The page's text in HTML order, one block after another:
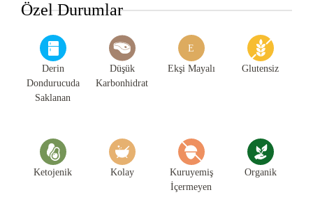
Özel Durumlar
Derin
Dondurucuda
Saklanan
Düşük
Karbonhidrat
E
Ekşi Mayalı Glutensiz
Ketojenik Kolay
Kuruyemiş
İçermeyen
Organik